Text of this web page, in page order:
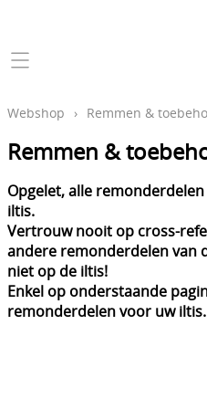
Home
Webshop
Aandrijflijn & koppeling
Benzinesysteem -
Boordstickers
Bouten, moeren &
Carrosserie
Wereldwijde verzending
Contact
Mijn account
Over iltisshop
Webshop › Remmen &
Remmen &
Opgelet, alle
iltis.
Vertrouw nooit op cross-
andere remonderdelen van
niet op de iltis!
Enkel op onderstaande
remonderdelen voor uw iltis.